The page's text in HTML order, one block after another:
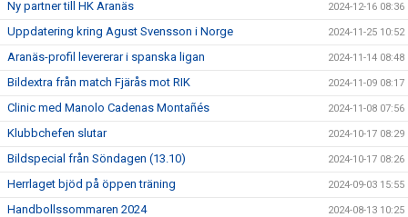
Ny partner till HK Aranäs 2024-12-16 08:36
Uppdatering kring Agust Svensson i Norge 2024-11-25 10:52
Aranäs-profil levererar i spanska ligan 2024-11-14 08:48
Bildextra från match Fjärås mot RIK 2024-11-09 08:17
Clinic med Manolo Cadenas Montañés 2024-11-08 07:56
Klubbchefen slutar 2024-10-17 08:29
Bildspecial från Söndagen (13.10) 2024-10-17 08:26
Herrlaget bjöd på öppen träning 2024-09-03 15:55
Handbollssommaren 2024 2024-08-13 10:25